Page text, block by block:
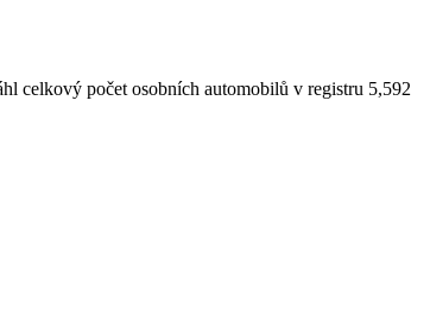
celkový počet osobních automobilů v registru 5,592